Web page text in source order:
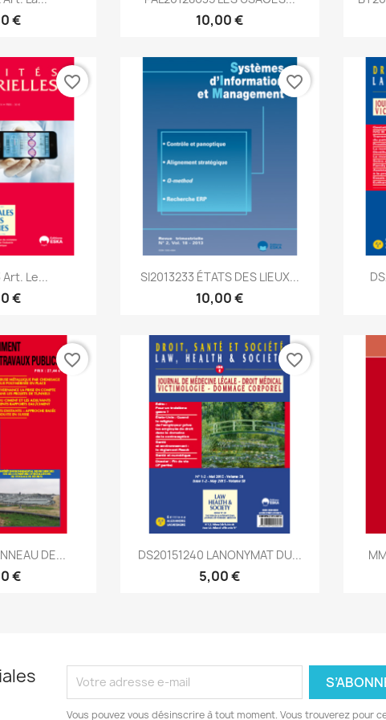
€ 10,00 €
rapide
Art. Le...
€
favorite_border
Aperçu rapide
SI2013233 ÉTATS DES LIEUX...
10,00 €
favorite_border
rapideDE...
€
favorite_border
Aperçu rapide
DS20151240 LANONYMAT DU...
5,00 €
favorite_border
Vous pouvez vous désinscrire à tout moment. Vous trouverez pour